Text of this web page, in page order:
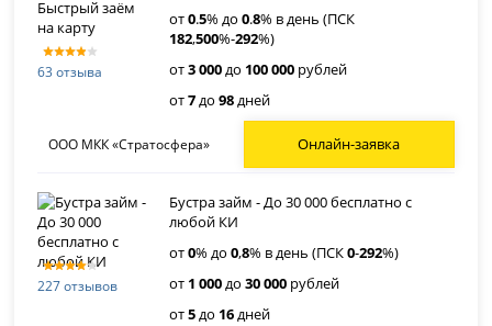
63 отзыва
от0.5% до0.8% в день (ПСК
182,500%-292%)
от3 000до 100 000 рублей
от7до98дней
ООО МКК «Стратосфера» Онлайн-заявка
227 отзывов
Бустра займ - До 30 000 бесплатно с
любой КИ
от0% до0,8% в день (ПСК0-292%)
от 1 000до30 000 рублей
от5до 16дней